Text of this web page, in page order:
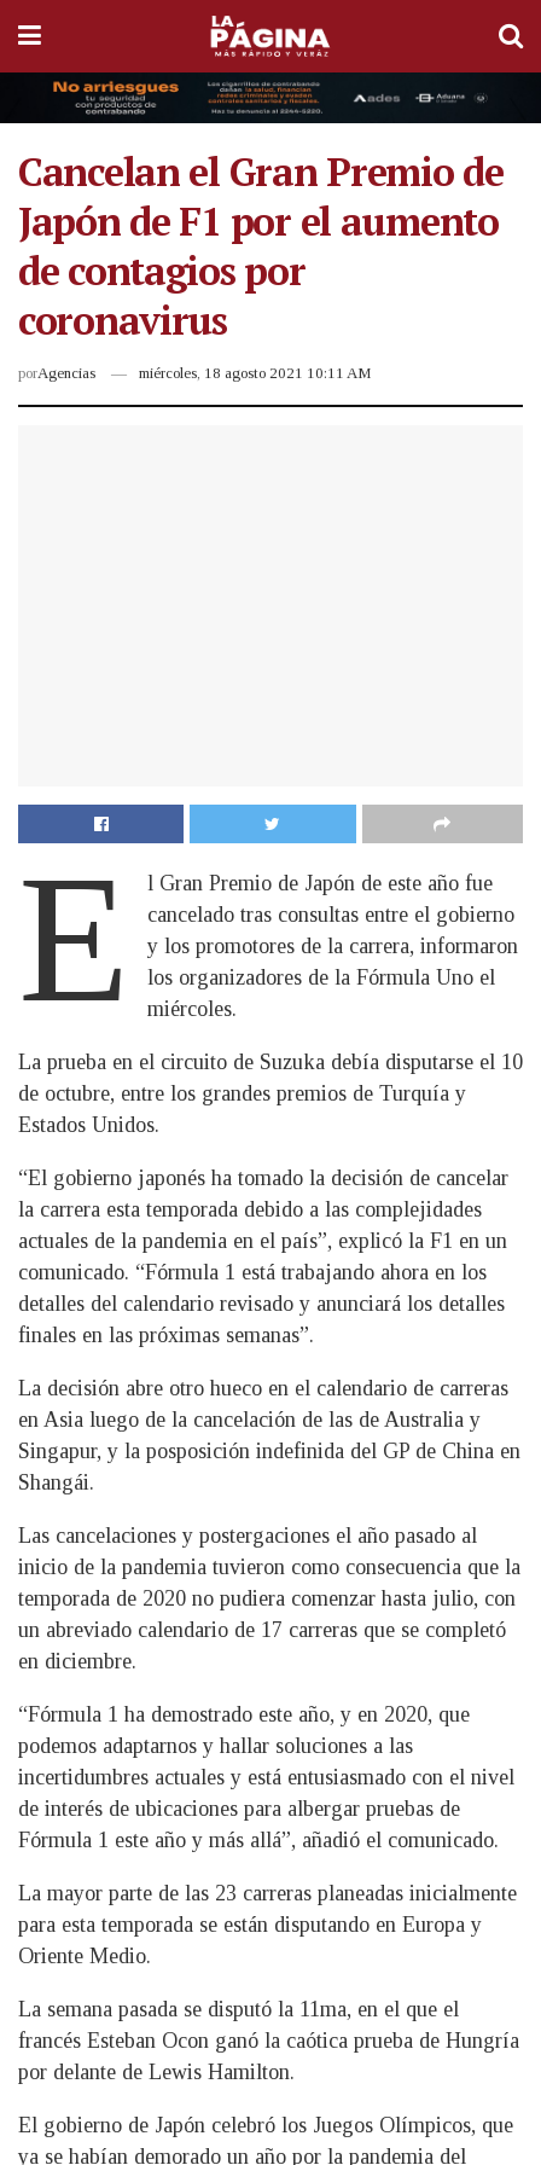
Cancelan el Gran Premio de
Japón de F1 por el aumento
de contagios por
coronavirus
porAgencias miércoles, 18 agosto 2021 10:11 AM
E
l Gran Premio de Japón de este año fue
cancelado tras consultas entre el gobierno
y los promotores de la carrera, informaron
los organizadores de la Fórmula Uno el
miércoles.
La prueba en el circuito de Suzuka debía disputarse el 10
de octubre, entre los grandes premios de Turquía y
Estados Unidos.
“El gobierno japonés ha tomado la decisión de cancelar
la carrera esta temporada debido a las complejidades
actuales de la pandemia en el país”, explicó la F1 en un
comunicado. “Fórmula 1 está trabajando ahora en los
detalles del calendario revisado y anunciará los detalles
finales en las próximas semanas”.
La decisión abre otro hueco en el calendario de carreras
en Asia luego de la cancelación de las de Australia y
Singapur, y la posposición indefinida del GP de China en
Shangái.
Las cancelaciones y postergaciones el año pasado al
inicio de la pandemia tuvieron como consecuencia que la
temporada de 2020 no pudiera comenzar hasta julio, con
un abreviado calendario de 17 carreras que se completó
en diciembre.
“Fórmula 1 ha demostrado este año, y en 2020, que
podemos adaptarnos y hallar soluciones a las
incertidumbres actuales y está entusiasmado con el nivel
de interés de ubicaciones para albergar pruebas de
Fórmula 1 este año y más allá”, añadió el comunicado.
La mayor parte de las 23 carreras planeadas inicialmente
para esta temporada se están disputando en Europa y
Oriente Medio.
La semana pasada se disputó la 11ma, en el que el
francés Esteban Ocon ganó la caótica prueba de Hungría
por delante de Lewis Hamilton.
El gobierno de Japón celebró los Juegos Olímpicos, que
ya se habían demorado un año por la pandemia del